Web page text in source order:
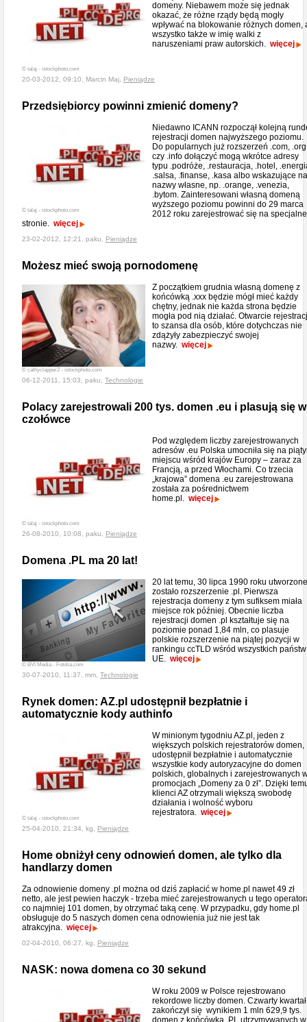
© talaj - istockphoto.com
domeny. Niebawem może się jednak
okazać, że różne rządy będą mogły
wpływać na blokowanie różnych domen,
wszystko także w imię walki z
naruszeniami praw autorskich. więcej
20-03-2012, 09:10, Marcin Maj, Pieniądze
Przedsiębiorcy powinni zmienić domeny?
© talaj - istockphoto.com
Niedawno ICANN rozpoczął kolejną
rejestracji domen najwyższego poziomu.
Do popularnych już rozszerzeń .com, .org
czy .info dołączyć mogą wkrótce adresy
typu .podróże, .restauracja, .hotel,
.salsa, .finanse, .kasa albo wskazujące na
nazwy własne, np. .orange, .venezia,
.bytom. Zainteresowani własną domeną
wyższego poziomu powinni do 29 marca
2012 roku zarejestrować się na
stronie. więcej
23-02-2012, 12:21, paku, Pieniądze
Możesz mieć swoją pornodomenę
© cathyclapper2 - istockphoto.com
Z początkiem grudnia własną domenę z
końcówką .xxx będzie mógł mieć każdy
chętny, jednak nie każda strona będzie
mogła pod nią działać. Otwarcie
to szansa dla osób, które dotychczas nie
zdążyły zabezpieczyć swojej
nazwy. więcej
06-12-2011, 15:03, paku, Technologie
Polacy zarejestrowali 200 tys. domen .eu i plasują się w
czołówce
© talaj - istockphoto.com
Pod względem liczby zarejestrowanych
adresów .eu Polska umocniła się na
miejscu wśród krajów Europy – zaraz za
Francją, a przed Włochami. Co trzecia
„krajowa” domena .eu zarejestrowana
została za pośrednictwem
home.pl. więcej
26-08-2010, 10:08, paku, Pieniądze
Domena .PL ma 20 lat!
© BVI Media - Fotolia.com
20 lat temu, 30 lipca 1990 roku utworzone
zostało rozszerzenie .pl. Pierwsza
rejestracja domeny z tym sufiksem miała
miejsce rok później. Obecnie liczba
rejestracji domen .pl kształtuje się na
poziomie ponad 1,84 mln, co plasuje
polskie rozszerzenie na piątej pozycji w
rankingu ccTLD wśród wszystkich państw
UE. więcej
30-07-2010, 11:37, mm, Technologie
Rynek domen: AZ.pl udostępnił bezpłatnie i
automatycznie kody authinfo
© talaj - istockphoto.com
W minionym tygodniu AZ.pl, jeden z
większych polskich rejestratorów domen,
udostępnił bezpłatnie i automatycznie
wszystkie kody autoryzacyjne do domen
polskich, globalnych i zarejestrowanych
promocjach „Domeny za 0 zł”. Dzięki
klienci AZ otrzymali większą swobodę
działania i wolność wyboru
rejestratora. więcej
25-04-2010, 21:34, kg, Pieniądze
Home obniżył ceny odnowień domen, ale tylko dla
handlarzy domen
Za odnowienie domeny .pl można od dziś zapłacić w home.pl nawet 49 zł
netto, ale jest pewien haczyk - trzeba mieć zarejestrowanych u tego
co najmniej 101 domen, by otrzymać taką cenę. W przypadku, gdy home.pl
obsługuje do 5 naszych domen cena odnowienia już nie jest tak
atrakcyjna. więcej
02-04-2010, 06:27, kg, Pieniądze
NASK: nowa domena co 30 sekund
W roku 2009 w Polsce rejestrowano
rekordowe liczby domen. Czwarty kwartał
zakończył się wynikiem 1 mln 629,9 tys.
domen z końcówką .PL utrzymywanych w